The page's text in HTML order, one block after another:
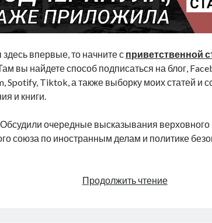
впервые, то начните с приветственной
вы найдете способ подписаться на блог,
Spotify, Tiktok, а также выборку моих статей и
и книги.
очередные высказывания верховного
союза по иностранным делам и политике
Продолжить чтениеКая